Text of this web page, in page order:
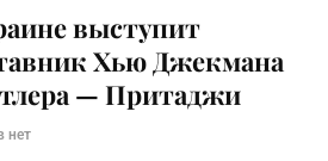
выступит
Хью Джекмана
— Притаджи
нет